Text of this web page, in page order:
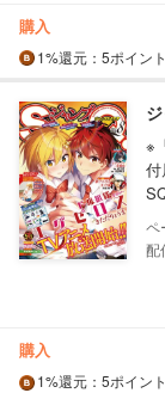
購入
1%還元 ：5ポイン
※
配
購入
1%還元 ：5ポイン